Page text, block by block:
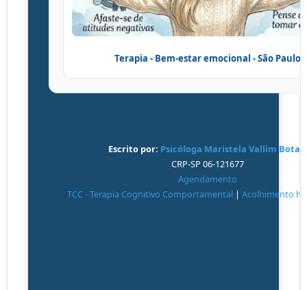
Terapia - Bem-estar emocional - São Paulo
Escrito por: Psicóloga Maristela Vallim Botari
CRP-SP 06-121677
Agendamento
TCC - Terapia Cognitivo Comportamental |Acolhimento